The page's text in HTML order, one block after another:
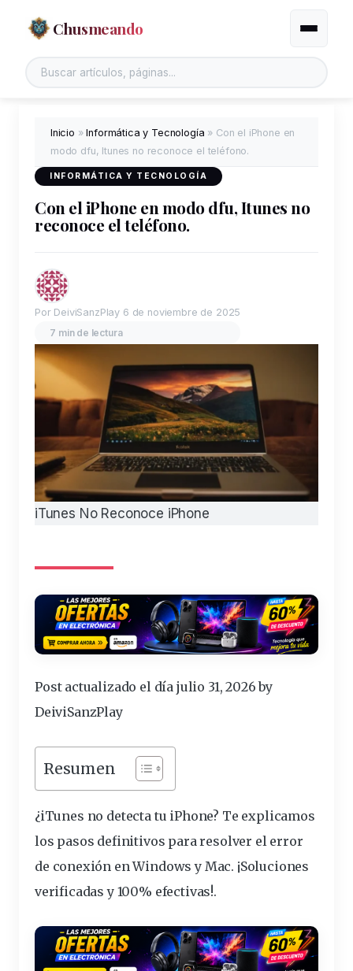
Chusmeando Alternar
Inicio »Informática y Tecnología » Con el iPhone en
modo dfu, Itunes no reconoce el teléfono.
INFORMÁTICA Y TECNOLOGÍA
Con el iPhone en modo dfu, Itunes no
reconoce el teléfono.
Por DeiviSanzPlay 6 de noviembre de 2025
7 min de lectura
iTunes No Reconoce iPhone
Post actualizado el día julio 31, 2026 by
DeiviSanzPlay
Resumen
¿iTunes no detecta tu iPhone? Te explicamos
los pasos definitivos para resolver el error
de conexión en Windows y Mac. ¡Soluciones
verificadas y 100% efectivas!.